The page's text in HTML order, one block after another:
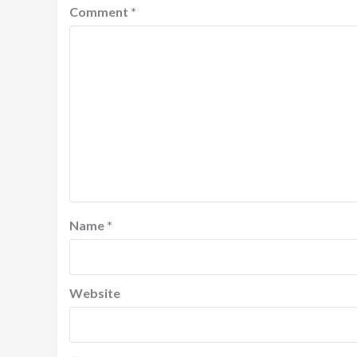
Comment *
Name *
Website